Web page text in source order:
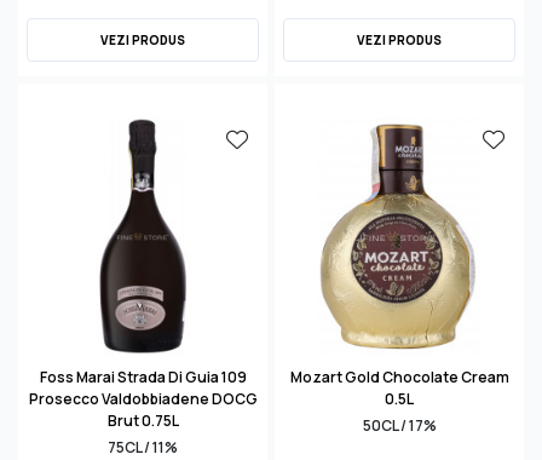
VEZI PRODUS VEZI PRODUS
Foss Marai Strada Di Guia 109
Prosecco Valdobbiadene DOCG
Brut 0.75L
75CL / 11%
Mozart Gold Chocolate Cream
0.5L
50CL / 17%